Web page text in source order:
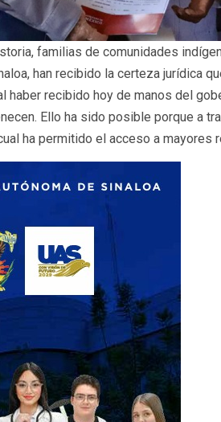
familias de comunidades
han recibido la certeza jurídica
haber recibido hoy de manos del
Ello ha sido posible porque a
ha permitido el acceso a mayores